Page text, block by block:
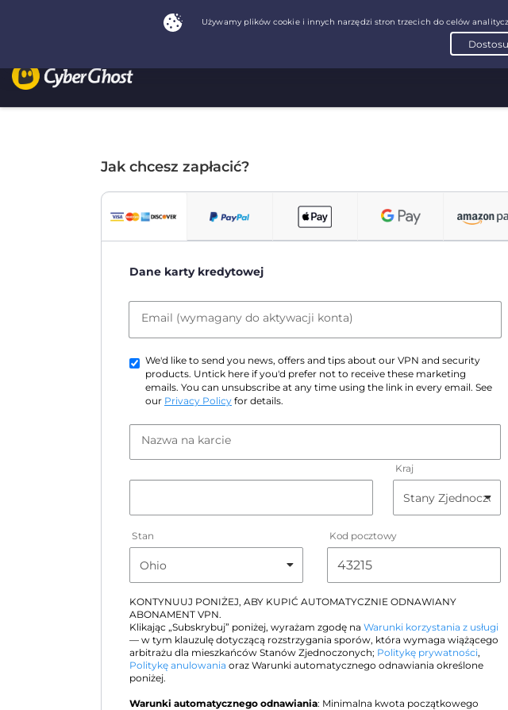
Jak chcesz zapłacić?
Dane karty kredytowej
Email (wymagany do aktywacji konta)
We'd like to send you news, offers and tips about our VPN and security
products. Untick here if you'd prefer not to receive these marketing
emails. You can unsubscribe at any time using the link in every email. See
our Privacy Policy for details.
Nazwa na karcie
Kraj
Stan Kod pocztowy
KONTYNUUJ PONIŻEJ, ABY KUPIĆ AUTOMATYCZNIE ODNAWIANY
ABONAMENT VPN.
Klikając „Subskrybuj” poniżej, wyrażam zgodę na Warunki korzystania z usługi
— w tym klauzulę dotyczącą rozstrzygania sporów, która wymaga wiążącego
arbitrażu dla mieszkańców Stanów Zjednoczonych; Politykę prywatności,
Politykę anulowania oraz Warunki automatycznego odnawiania określone
poniżej.
Warunki automatycznego odnawiania: Minimalna kwota początkowego